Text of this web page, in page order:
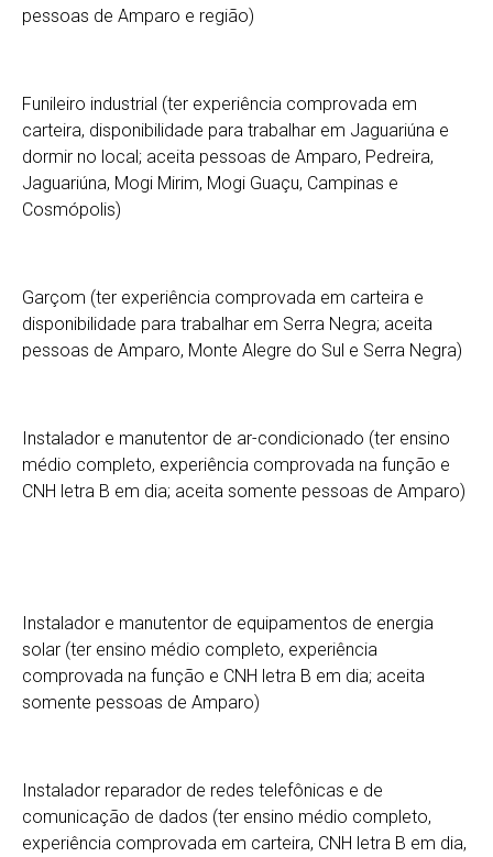
pessoas de Amparo e região)
Funileiro industrial (ter experiência comprovada em
carteira, disponibilidade para trabalhar em Jaguariúna e
dormir no local; aceita pessoas de Amparo, Pedreira,
Jaguariúna, Mogi Mirim, Mogi Guaçu, Campinas e
Cosmópolis)
Garçom (ter experiência comprovada em carteira e
disponibilidade para trabalhar em Serra Negra; aceita
pessoas de Amparo, Monte Alegre do Sul e Serra Negra)
Instalador e manutentor de ar-condicionado (ter ensino
médio completo, experiência comprovada na função e
CNH letra B em dia; aceita somente pessoas de Amparo)
Instalador e manutentor de equipamentos de energia
solar (ter ensino médio completo, experiência
comprovada na função e CNH letra B em dia; aceita
somente pessoas de Amparo)
Instalador reparador de redes telefônicas e de
comunicação de dados (ter ensino médio completo,
experiência comprovada em carteira, CNH letra B em dia,